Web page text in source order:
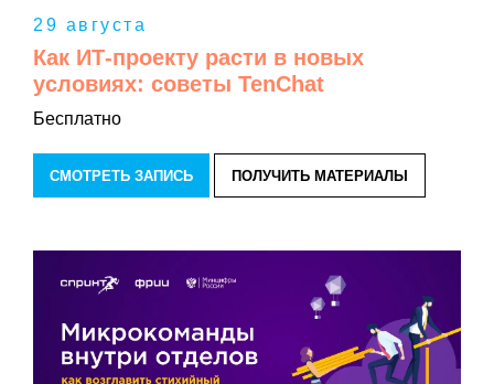
29 августа
Как ИТ-проекту расти в новых
условиях: советы TenChat
Бесплатно
СМОТРЕТЬ ЗАПИСЬ ПОЛУЧИТЬ МАТЕРИАЛЫ